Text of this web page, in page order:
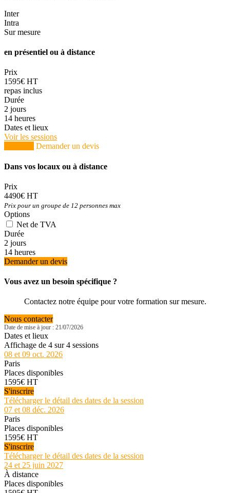
Inter
Intra
Sur mesure
en présentiel ou à distance
Prix
1595€ HT
repas inclus
Durée
2 jours
14 heures
Dates et lieux
Voir les sessions
Demander un devis
Dans vos locaux ou à distance
Prix
4490€ HT
Prix pour un groupe de 12 personnes max
Options
Net de TVA
Durée
2 jours
14 heures
Demander un devis
Vous avez un besoin spécifique ?
Contactez notre équipe pour votre formation sur mesure.
Nous contacter
Date de mise à jour : 21/07/2026
Dates et lieux
Affichage de 4 sur 4 sessions
08 et 09 oct. 2026
Paris
Places disponibles
1595€ HT
S'inscrire
Télécharger le détail des dates de la session
07 et 08 déc. 2026
Paris
Places disponibles
1595€ HT
S'inscrire
Télécharger le détail des dates de la session
24 et 25 juin 2027
À distance
Places disponibles